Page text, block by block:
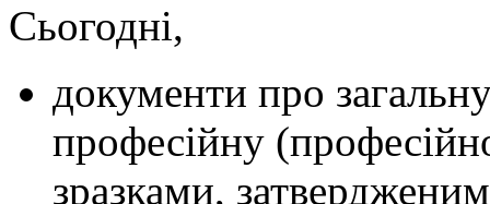
Сьогодні,
документи про
професійну
зразками,